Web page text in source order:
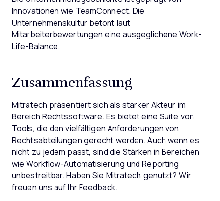
Innovationen wie TeamConnect. Die
Unternehmenskultur betont laut
Mitarbeiterbewertungen eine ausgeglichene Work-
Life-Balance.
Zusammenfassung
Mitratech präsentiert sich als starker Akteur im
Bereich Rechtssoftware. Es bietet eine Suite von
Tools, die den vielfältigen Anforderungen von
Rechtsabteilungen gerecht werden. Auch wenn es
nicht zu jedem passt, sind die Stärken in Bereichen
wie Workflow-Automatisierung und Reporting
unbestreitbar. Haben Sie Mitratech genutzt? Wir
freuen uns auf Ihr Feedback.